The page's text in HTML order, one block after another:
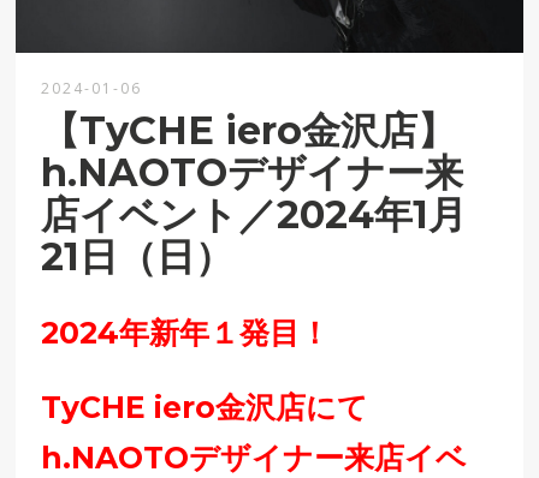
2024-01-06
【TyCHE iero金沢店】
h.NAOTOデザイナー来
店イベント／2024年1月
21日（日）
2024年新年１発目！
TyCHE iero金沢店にて
h.NAOTOデザイナー来店イベ